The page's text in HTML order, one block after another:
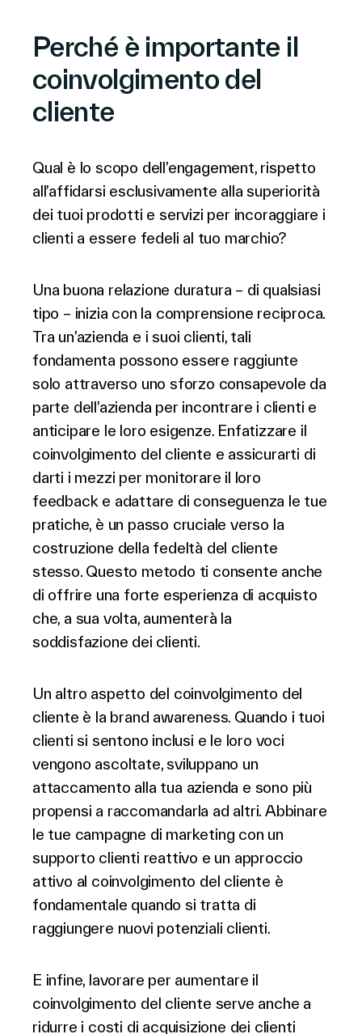
Perché è importante il
coinvolgimento del
cliente
Qual è lo scopo dell’engagement, rispetto
all’affidarsi esclusivamente alla superiorità
dei tuoi prodotti e servizi per incoraggiare i
clienti a essere fedeli al tuo marchio?
Una buona relazione duratura – di qualsiasi
tipo – inizia con la comprensione reciproca.
Tra un’azienda e i suoi clienti, tali
fondamenta possono essere raggiunte
solo attraverso uno sforzo consapevole da
parte dell’azienda per incontrare i clienti e
anticipare le loro esigenze. Enfatizzare il
coinvolgimento del cliente e assicurarti di
darti i mezzi per monitorare il loro
feedback e adattare di conseguenza le tue
pratiche, è un passo cruciale verso la
costruzione della fedeltà del cliente
stesso. Questo metodo ti consente anche
di offrire una forte esperienza di acquisto
che, a sua volta, aumenterà la
soddisfazione dei clienti.
Un altro aspetto del coinvolgimento del
cliente è la brand awareness. Quando i tuoi
clienti si sentono inclusi e le loro voci
vengono ascoltate, sviluppano un
attaccamento alla tua azienda e sono più
propensi a raccomandarla ad altri. Abbinare
le tue campagne di marketing con un
supporto clienti reattivo e un approccio
attivo al coinvolgimento del cliente è
fondamentale quando si tratta di
raggiungere nuovi potenziali clienti.
E infine, lavorare per aumentare il
coinvolgimento del cliente serve anche a
ridurre i costi di acquisizione dei clienti